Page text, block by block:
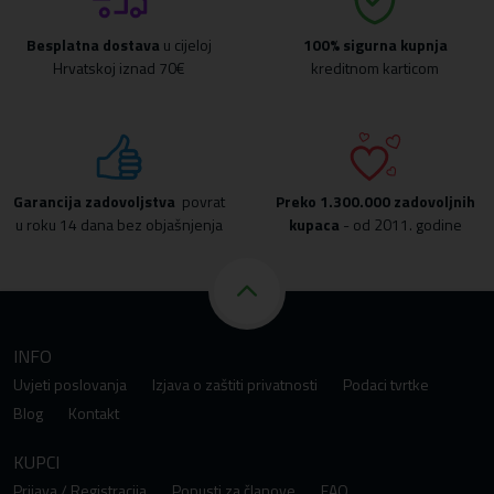
Besplatna dostava u cijeloj
Hrvatskoj iznad 70€
100% sigurna kupnja
kreditnom karticom
Garancija zadovoljstva povrat
u roku 14 dana bez objašnjenja
Preko 1.300.000 zadovoljnih
kupaca - od 2011. godine
INFO
Uvjeti poslovanja Izjava o zaštiti privatnosti
Podaci tvrtke
Blog
Kontakt
KUPCI